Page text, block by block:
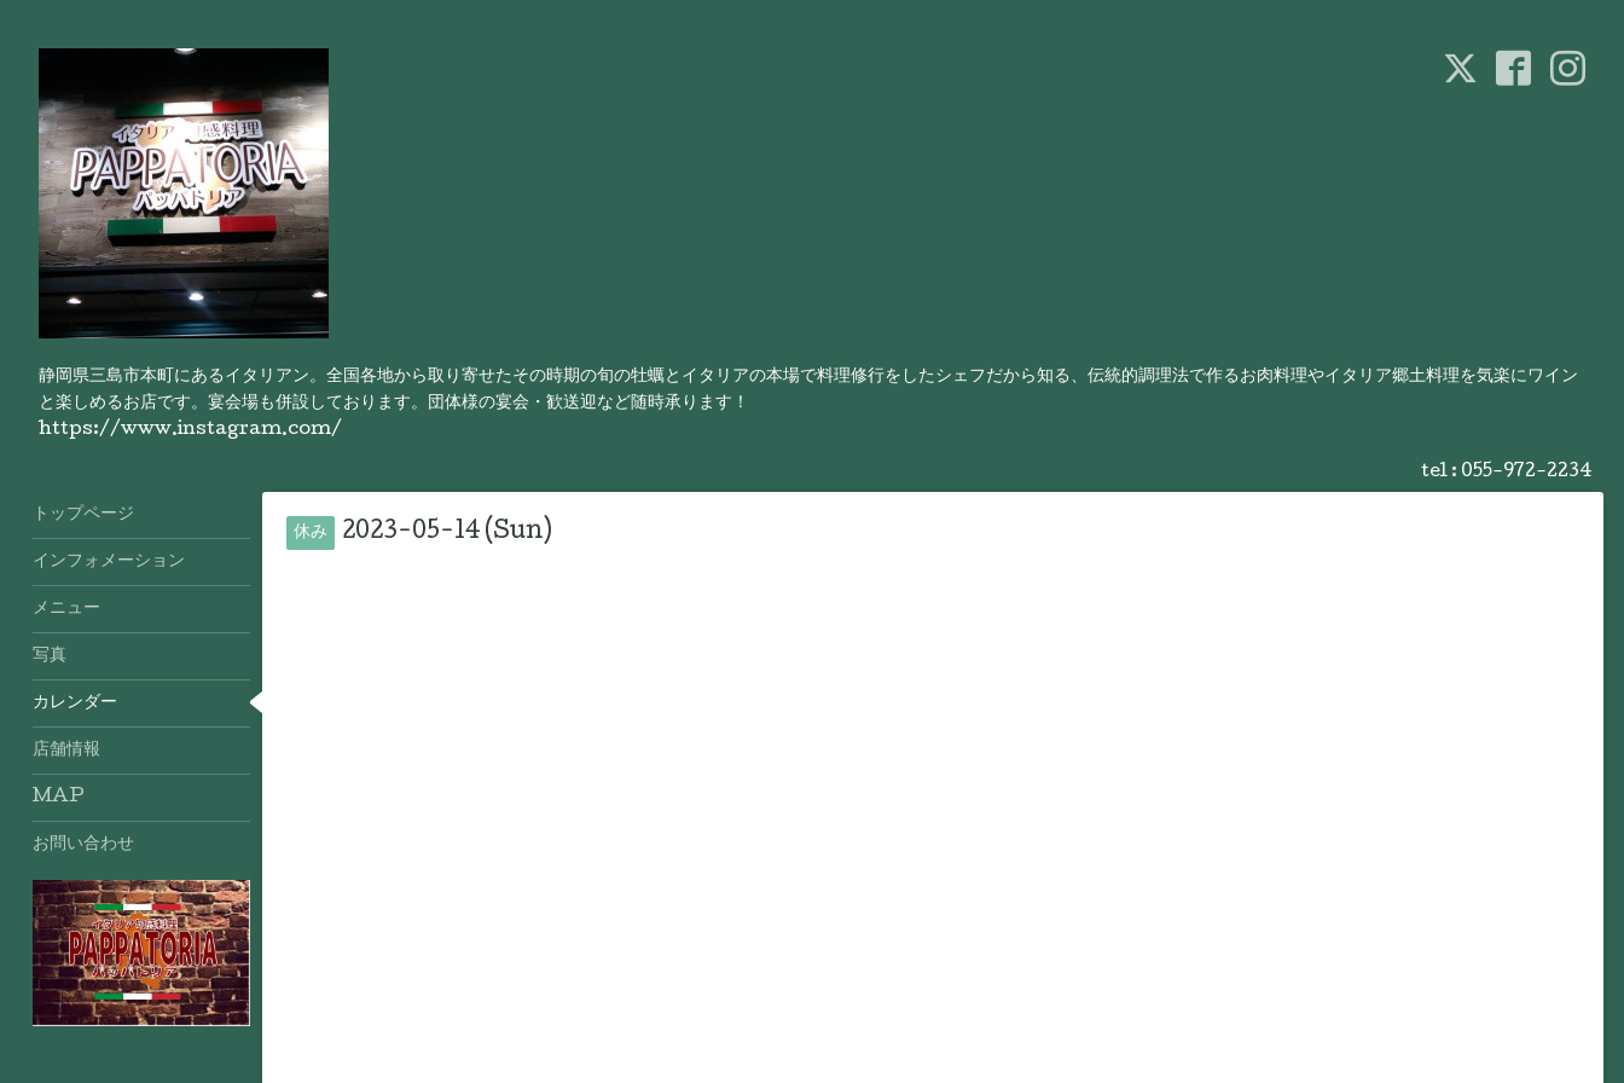
静岡県三島市本町にあるイタリアン。全国各地から取り寄せたその時期の旬の牡蠣とイタリアの本場で料理修行をしたシェフだから知る、伝統的調理法で作るお肉料理やイタリア郷土料理を気楽にワイン
と楽しめるお店です。宴会場も併設しております。団体様の宴会・歓送迎など随時承ります！
https://www.instagram.com/
tel : 055-972-2234
休み 2023-05-14 (Sun)
トップページ
インフォメーション
メニュー
写真
カレンダー
店舗情報
MAP
お問い合わせ